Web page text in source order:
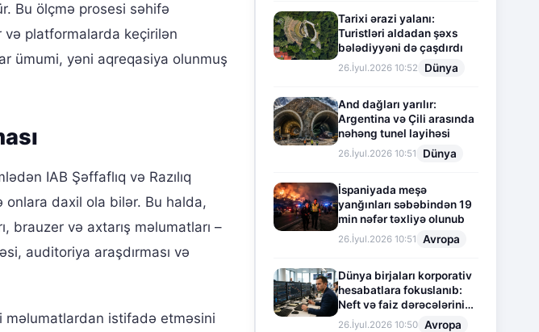
Bu ölçmə prosesi səhifə
və platformalarda keçirilən
ümumi, yəni aqreqasiya olunmuş
IAB Şəffaflıq və Razılıq
onlara daxil ola bilər. Bu halda,
brauzer və axtarış məlumatları –
auditoriya araşdırması və
məlumatlardan istifadə etməsini
Tarixi ərazi yalanı:
Turistləri aldadan şəxs
bələdiyyəni də çaşdırdı
26.İyul.2026 10:52 Dünya
And dağları yarılır:
Argentina və Çili arasında
nəhəng tunel layihəsi
26.İyul.2026 10:51 Dünya
İspaniyada meşə
yanğınları səbəbindən 19
min nəfər təxliyə olunub
26.İyul.2026 10:51 Avropa
Dünya birjaları korporativ
hesabatlara fokuslanıb:
Neft və faiz dərəcələrinin
təsiri altında cari vəziyyət
26.İyul.2026 10:50 Avropa